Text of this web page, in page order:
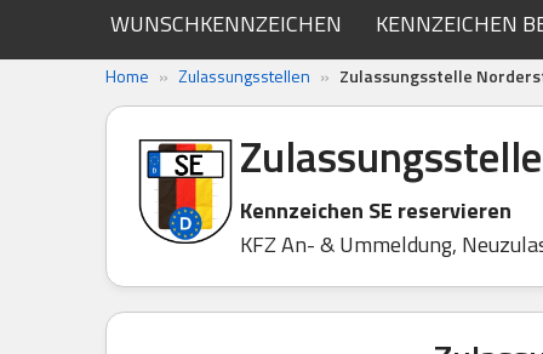
WUNSCHKENNZEICHEN KENNZEICHEN
Home » Zulassungsstellen » Zulassungsstelle
Kennzeichen SE reservieren
KFZ An- & Ummeldung,